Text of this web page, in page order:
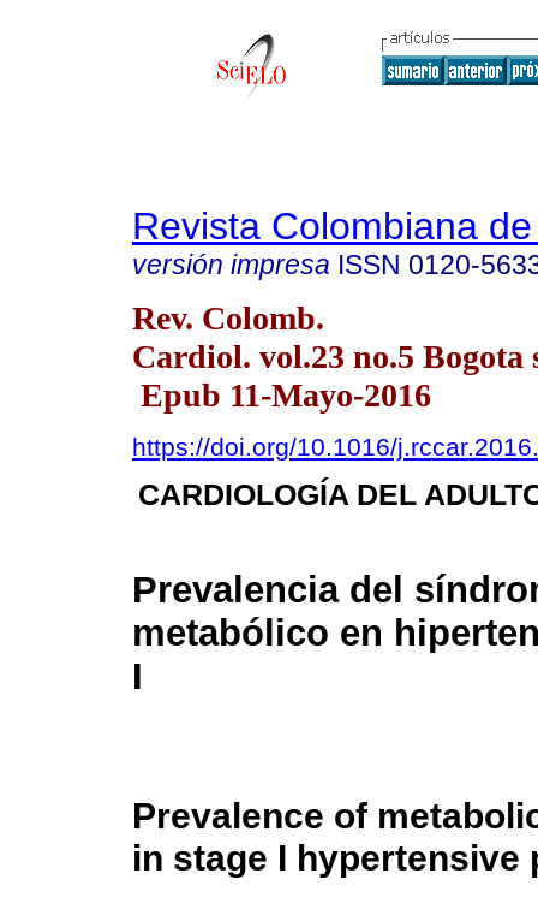
Revista Colombiana
versión impresa ISSN 0120-
Rev. Colomb.
Cardiol. vol.23 no.5 Bogota
Epub 11-Mayo-2016
https://doi.org/10.1016/
CARDIOLOGÍA DEL
Prevalencia del
metabólico en
I
Prevalence of
in stage I hypertensive